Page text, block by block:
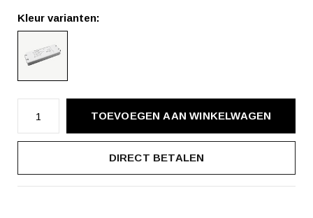
Kleur varianten:
TOEVOEGEN AAN WINKELWAGEN
DIRECT BETALEN